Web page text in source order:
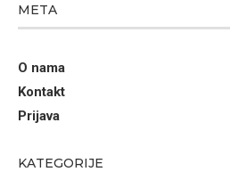
META
O nama
Kontakt
Prijava
KATEGORIJE